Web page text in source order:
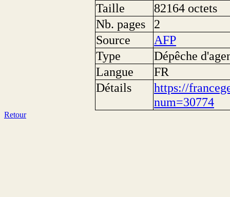
Taille
82164 octets
Nb. pages
2
Source
AFP
Type
Dépêche
Langue
FR
Détails
https://
num=30774
Retour